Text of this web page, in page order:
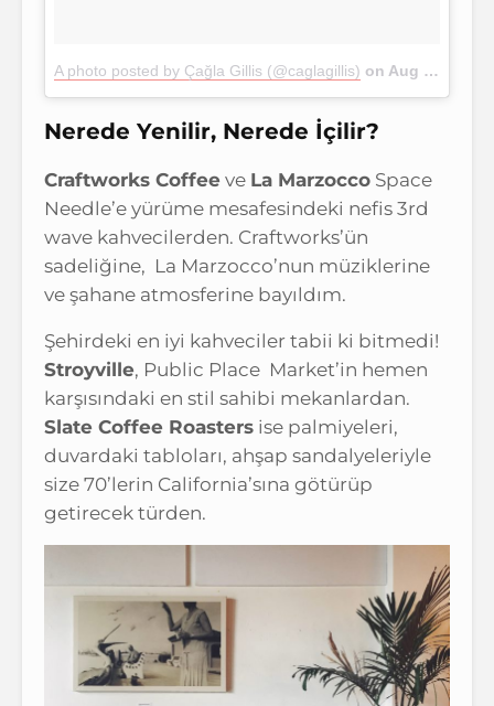
A photo posted by Çağla Gillis (@caglagillis) on Aug 27, 2016 at 7:47am PDT
Nerede Yenilir, Nerede İçilir?
Craftworks Coffee ve La Marzocco Space
Needle’e yürüme mesafesindeki nefis 3rd
wave kahvecilerden. Craftworks’ün
sadeliğine, La Marzocco’nun müziklerine
ve şahane atmosferine bayıldım.
Şehirdeki en iyi kahveciler tabii ki bitmedi!
Stroyville, Public Place Market’in hemen
karşısındaki en stil sahibi mekanlardan.
Slate Coffee Roasters ise palmiyeleri,
duvardaki tabloları, ahşap sandalyeleriyle
size 70’lerin California’sına götürüp
getirecek türden.